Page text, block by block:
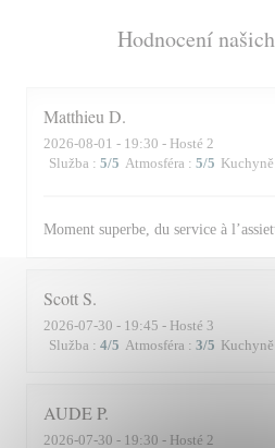
Hodnocení
Matthieu D
2026-08-01 - 19:30 - Hosté 2
Služba : 5/5 Atmosféra : 5/5 Kuchyně
Moment superbe, du service à
ScottS
2026-07-30 - 19:45 - Hosté 3
Služba : 4/5 Atmosféra : 3/5 Kuchyně
AUDEP
2026-07-30 - 19:30 - Hosté 2